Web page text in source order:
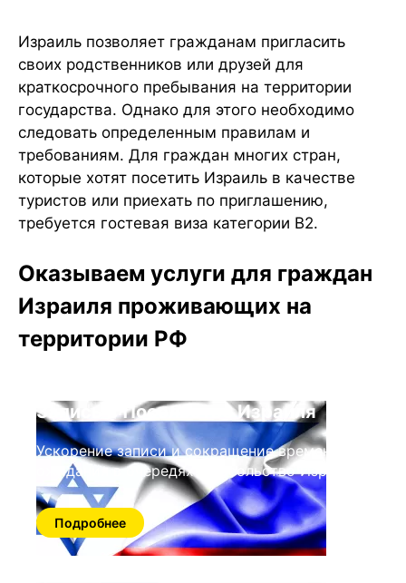
Израиль позволяет гражданам пригласить
своих родственников или друзей для
краткосрочного пребывания на территории
государства. Однако для этого необходимо
следовать определенным правилам и
требованиям. Для граждан многих стран,
которые хотят посетить Израиль в качестве
туристов или приехать по приглашению,
требуется гостевая виза категории B2.
Оказываем услуги для граждан
Израиля проживающих на
территории РФ
Запись в Посольство Израиля
Ускорение записи и сокращение времени
ожидания в очередях в посольство Израиля
Подробнее